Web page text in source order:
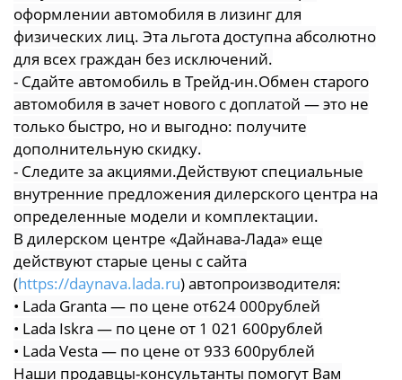
оформлении автомобиля в лизинг для
физических лиц. Эта льгота доступна абсолютно
для всех граждан без исключений.
- Сдайте автомобиль в Трейд-ин.Обмен старого
автомобиля в зачет нового с доплатой — это не
только быстро, но и выгодно: получите
дополнительную скидку.
- Следите за акциями.Действуют специальные
внутренние предложения дилерского центра на
определенные модели и комплектации.
В дилерском центре «Дайнава-Лада» еще
действуют старые цены с сайта
(https://daynava.lada.ru) автопроизводителя:
• Lada Granta — по цене от624 000рублей
• Lada Iskra — по цене от 1 021 600рублей
• Lada Vesta — по цене от 933 600рублей
Наши продавцы-консультанты помогут Вам